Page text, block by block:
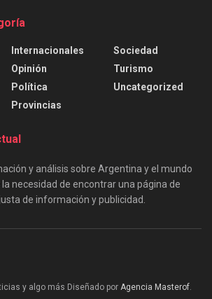
Internacionales
Opinión
Política
Provincias
Sociedad
Turismo
Uncategorized
y análisis sobre Argentina y el mundo
necesidad de encontrar una página de
de información y publicidad.
y algo más Diseñado por Agencia Masterof.